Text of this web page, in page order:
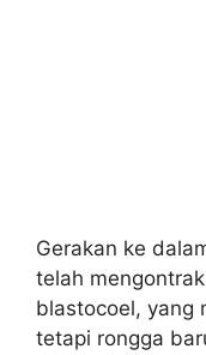
Gerakan ke
telah
blastocoel, yang
tetapi rongga